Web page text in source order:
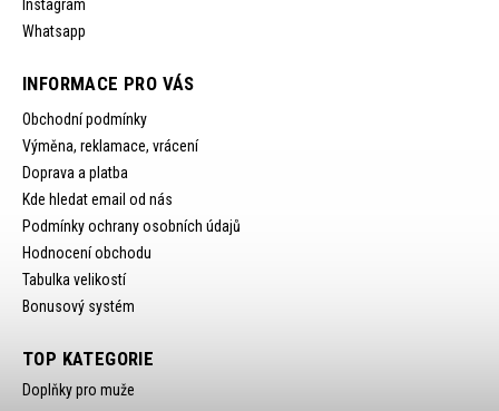
Instagram
Whatsapp
INFORMACE PRO VÁS
Obchodní podmínky
Výměna, reklamace, vrácení
Doprava a platba
Kde hledat email od nás
Podmínky ochrany osobních údajů
Hodnocení obchodu
Tabulka velikostí
Bonusový systém
TOP KATEGORIE
Doplňky pro muže